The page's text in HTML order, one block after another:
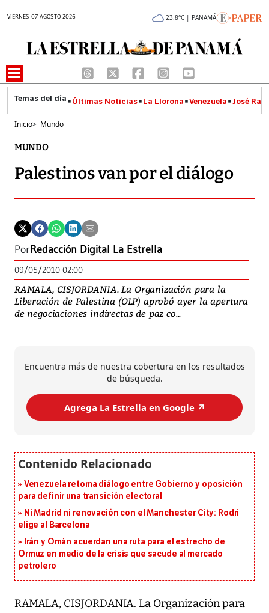
VIERNES 07 AGOSTO 2026 23.8°C | PANAMÁ
Últimas Noticias La Llorona Venezuela José
Inicio> Mundo
MUNDO
Palestinos van por el diálogo
PorRedacción Digital La Estrella
09/05/2010 02:00
RAMALA, CISJORDANIA. La Organización para la
Liberación de Palestina (OLP) aprobó ayer la apertura
de negociaciones indirectas de paz co...
Encuentra más de nuestra cobertura en los resultados
de búsqueda.
Agrega La Estrella en Google ↗️
Venezuela retoma diálogo entre Gobierno y oposición
para definir una transición electoral
Ni Madrid ni renovación con el Manchester City: Rodri
elige al Barcelona
Irán y Omán acuerdan una ruta para el estrecho de
Ormuz en medio de la crisis que sacude al mercado
petrolero
RAMALA, CISJORDANIA. La Organización para